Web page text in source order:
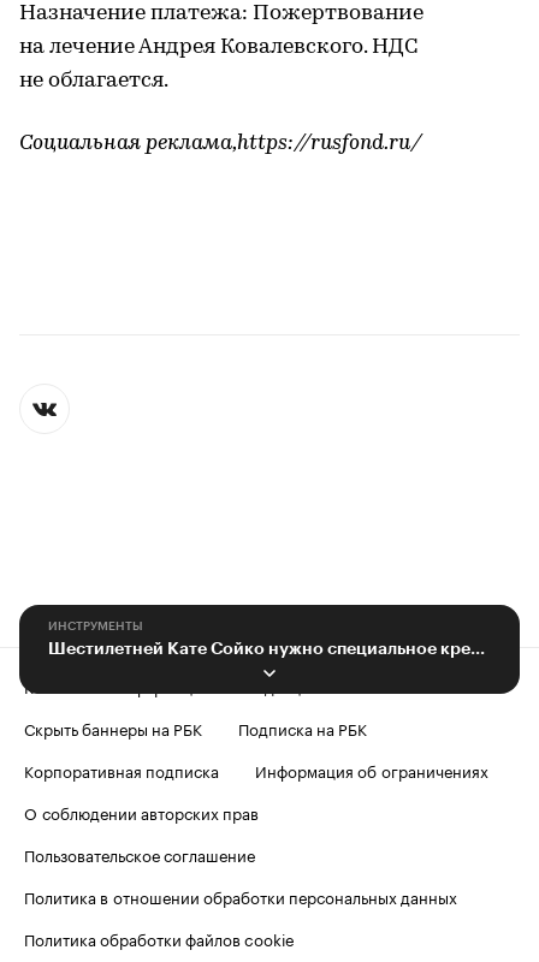
Назначение платежа: Пожертвование
на лечение Андрея Ковалевского. НДС
не облагается.
Социальная реклама,https://rusfond.ru/
ИНСТРУМЕНТЫ
Контактная информация
Редакция
Скрыть баннеры на РБК
Подписка на РБК
Корпоративная подписка
Информация об ограничениях
О соблюдении авторских прав
Пользовательское соглашение
Политика в отношении обработки персональных данных
Политика обработки файлов cookie